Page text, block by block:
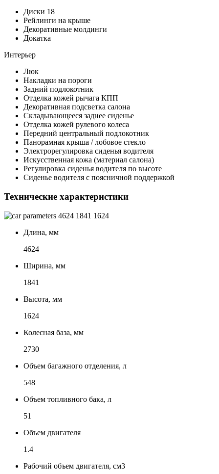
Диски 18
Рейлинги на крыше
Декоративные молдинги
Докатка
Интерьер
Люк
Накладки на пороги
Задний подлокотник
Отделка кожей рычага КПП
Декоративная подсветка салона
Складывающееся заднее сиденье
Отделка кожей рулевого колеса
Передний центральный подлокотник
Панорамная крыша / лобовое стекло
Электрорегулировка сиденья водителя
Искусственная кожа (материал салона)
Регулировка сиденья водителя по высоте
Сиденье водителя с поясничной поддержкой
Технические характеристики
4624 1841 1624
Длина, мм
4624
Ширина, мм
1841
Высота, мм
1624
Колесная база, мм
2730
Объем багажного отделения, л
548
Объем топливного бака, л
51
Объем двигателя
1.4
Рабочий объем двигателя, см3